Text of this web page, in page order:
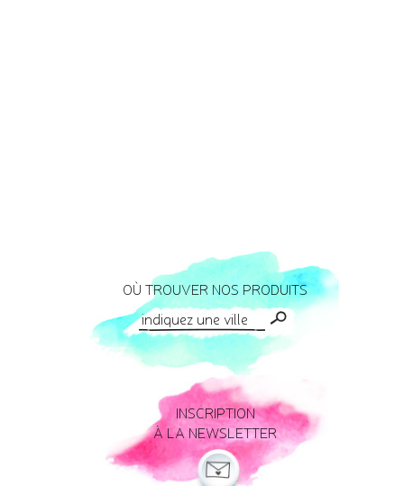
OÙ TROUVER NOS PRODUITS
INSCRIPTION
À LA NEWSLETTER